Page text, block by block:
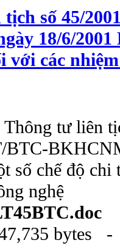
số 45/
18/6/2001
với các
Thông tư liên
BTC-
số chế độ
nghệ
bytes